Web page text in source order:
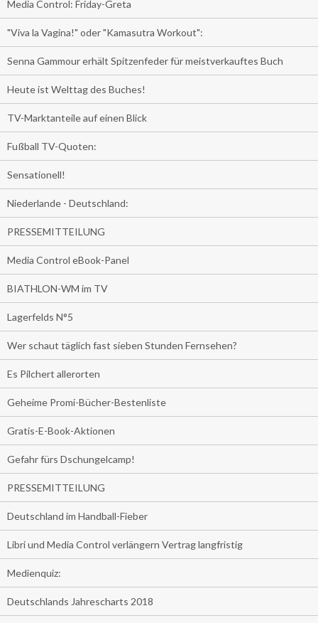
Media Control: Friday-Greta
"Viva la Vagina!" oder "Kamasutra Workout":
Senna Gammour erhält Spitzenfeder für meistverkauftes Buch
Heute ist Welttag des Buches!
TV-Marktanteile auf einen Blick
Fußball TV-Quoten:
Sensationell!
Niederlande - Deutschland:
PRESSEMITTEILUNG
Media Control eBook-Panel
BIATHLON-WM im TV
Lagerfelds N°5
Wer schaut täglich fast sieben Stunden Fernsehen?
Es Pilchert allerorten
Geheime Promi-Bücher-Bestenliste
Gratis-E-Book-Aktionen
Gefahr fürs Dschungelcamp!
PRESSEMITTEILUNG
Deutschland im Handball-Fieber
Libri und Media Control verlängern Vertrag langfristig
Medienquiz:
Deutschlands Jahrescharts 2018